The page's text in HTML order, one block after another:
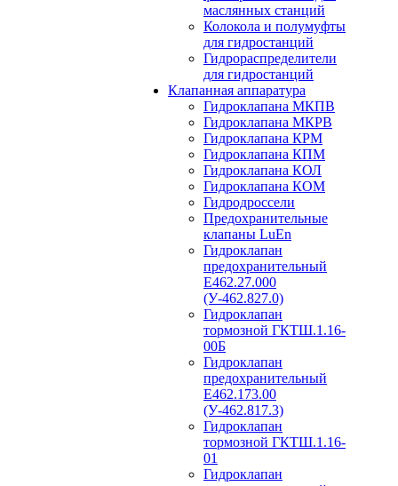
маслянных станций
Колокола и полумуфты
для гидростанций
Гидрораспределители
для гидростанций
Клапанная аппаратура
Гидроклапана МКПВ
Гидроклапана МКРВ
Гидроклапана КРМ
Гидроклапана КПМ
Гидроклапана КОЛ
Гидроклапана КОМ
Гидродроссели
Предохранительные
клапаны LuEn
Гидроклапан
предохранительный
Е462.27.000
(У-462.827.0)
Гидроклапан
тормозной ГКТШ.1.16-
00Б
Гидроклапан
предохранительный
Е462.173.00
(У-462.817.3)
Гидроклапан
тормозной ГКТШ.1.16-
01
Гидроклапан